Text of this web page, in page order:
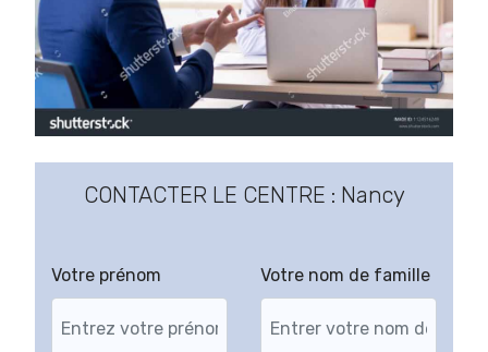
CONTACTER LE CENTRE : Nancy
Votre prénom Votre nom de famille